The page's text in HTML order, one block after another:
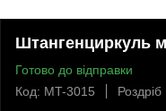
Штангенциркуль
Готово до відправки
Код: MT-3015
Роздріб